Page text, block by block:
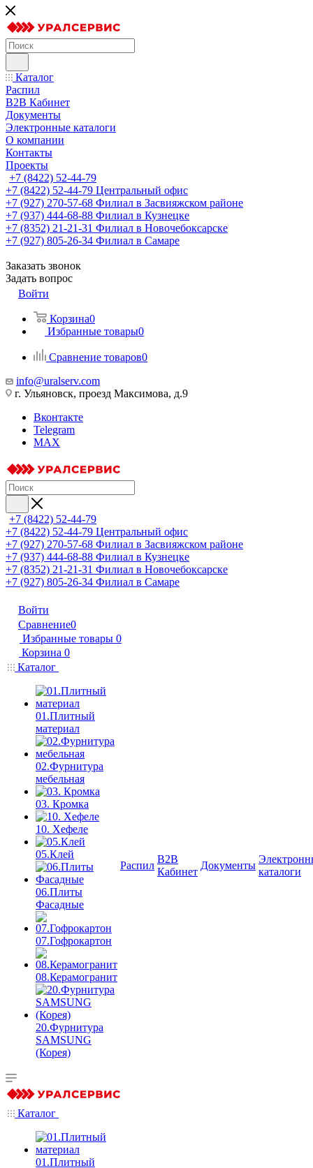
Каталог
Распил
B2B Кабинет
Документы
Электронные каталоги
О компании
Контакты
Проекты
+7 (8422) 52-44-79
+7 (8422) 52-44-79 Центральный офис
+7 (927) 270-57-68 Филиал в Засвияжском районе
+7 (937) 444-68-88 Филиал в Кузнецке
+7 (8352) 21-21-31 Филиал в Новочебоксарске
+7 (927) 805-26-34 Филиал в Самаре
Заказать звонок
Задать вопрос
Войти
Корзина0
Избранные товары0
Сравнение товаров0
info@uralserv.com
г. Ульяновск, проезд Максимова, д.9
Вконтакте
Telegram
MAX
+7 (8422) 52-44-79
+7 (8422) 52-44-79 Центральный офис
+7 (927) 270-57-68 Филиал в Засвияжском районе
+7 (937) 444-68-88 Филиал в Кузнецке
+7 (8352) 21-21-31 Филиал в Новочебоксарске
+7 (927) 805-26-34 Филиал в Самаре
Войти
Сравнение0
Избранные товары 0
Корзина 0
Каталог
01.Плитный
материал
02.Фурнитура
мебельная
03. Кромка
10. Хефеле
05.Клей
06.Плиты
Фасадные
07.Гофрокартон
08.Керамогранит
20.Фурнитура
SAMSUNG
(Корея)
Распил
B2B
Кабинет
Документы
каталоги
Каталог
01.Плитный